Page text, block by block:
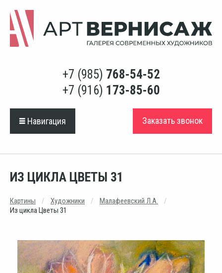
+7 (985) 768-54-52
+7 (916) 173-85-60
Навигация Заказать звонок
ИЗ ЦИКЛА ЦВЕТЫ 31
Картины Художники
Малафеевский Л.А.
Из цикла Цветы 31